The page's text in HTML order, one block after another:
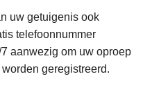
uw getuigenis ook
telefoonnummer
aanwezig om uw oproep
geregistreerd.